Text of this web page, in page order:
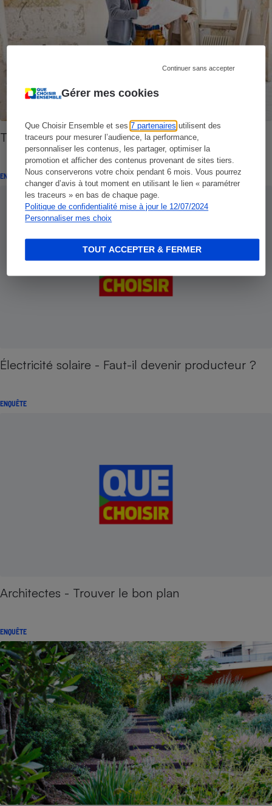
Gérer mes cookies
Que Choisir Ensemble et ses7 partenaires utilisent des
traceurs pour mesurer l’audience, la performance,
personnaliser les contenus, les partager, optimiser la
promotion et afficher des contenus provenant de sites tiers.
Nous conserverons votre choix pendant 6 mois. Vous pourrez
changer d’avis à tout moment en utilisant le lien « paramétrer
les traceurs » en bas de chaque page.
Politique de confidentialité mise à jour le 12/07/2024
Personnaliser mes choix
Continuer sans accepter
TOUT ACCEPTER & FERMER
Travaux - Attention aux idées reçues
ENQUÊTE
Électricité solaire - Faut-il devenir producteur ?
ENQUÊTE
Architectes - Trouver le bon plan
ENQUÊTE